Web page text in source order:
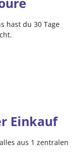
hast du 30 Tage
Einkauf
aus 1 zentralen